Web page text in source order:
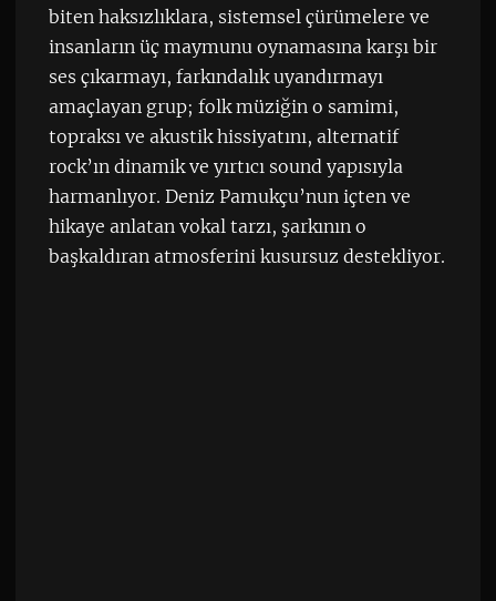
biten haksızlıklara, sistemsel çürümelere ve
insanların üç maymunu oynamasına karşı bir
ses çıkarmayı, farkındalık uyandırmayı
amaçlayan grup; folk müziğin o samimi,
topraksı ve akustik hissiyatını, alternatif
rock’ın dinamik ve yırtıcı sound yapısıyla
harmanlıyor. Deniz Pamukçu’nun içten ve
hikaye anlatan vokal tarzı, şarkının o
başkaldıran atmosferini kusursuz destekliyor.